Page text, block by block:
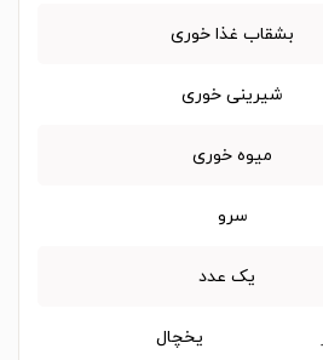
بشقاب غذا خوری
شیرینی خوری
میوه خوری
سرو
یک عدد
یخچال